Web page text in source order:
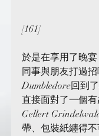
[161]
於是在享用了晚宴
同事與朋友打過
Dumbledore回到
直接面對了一個有
Gellert
帶、包裝紙纏得